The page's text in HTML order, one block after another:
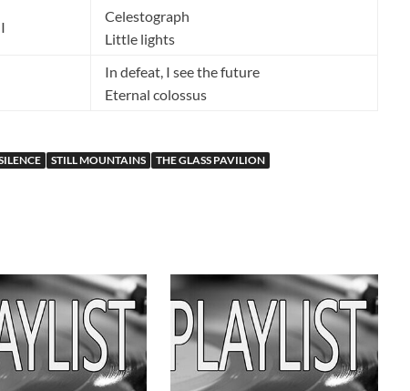
Celestograph
Little lights
In defeat, I see the future
Eternal colossus
STILL MOUNTAINS
THE GLASS PAVILION